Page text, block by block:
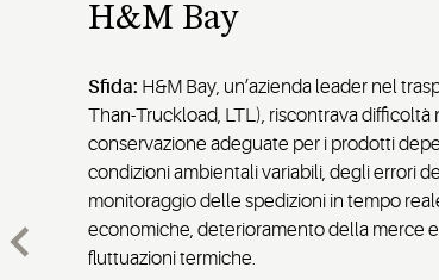
H&M Bay
Sfida: H&M Bay, un’azienda leader nel
Than-Truckload, LTL), riscontrava
conservazione adeguate per i prodotti
condizioni ambientali variabili, degli errori
monitoraggio delle spedizioni in tempo
economiche, deterioramento della merce
fluttuazioni termiche.